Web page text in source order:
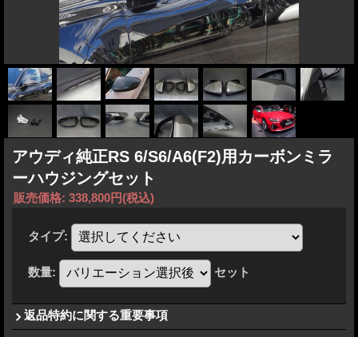
アウディ純正RS 6/S6/A6(F2)用カーボンミラ
ーハウジングセット
販売価格: 338,800円(税込)
タイプ:
数量: セット
返品特約に関する重要事項